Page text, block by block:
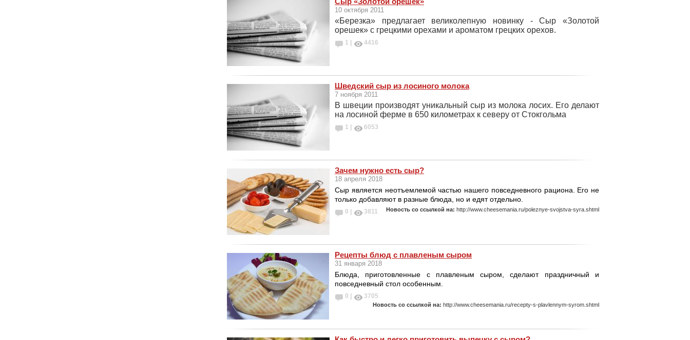
10 октября 2011
«Березка» предлагает великолепную новинку - Сыр «Золотой
орешек» с грецкими орехами и ароматом грецких орехов.
1 | 4416
Шведский сыр из лосиного молока
7 ноября 2011
В швеции производят уникальный сыр из молока лосих. Его делают
на лосиной ферме в 650 километрах к северу от Стокгольма
1 | 6053
Зачем нужно есть сыр?
18 апреля 2018
Сыр является неотъемлемой частью нашего повседневного рациона. Его не
только добавляют в разные блюда, но и едят отдельно.
0 | 3811 Новость со ссылкой на: http://www.cheesemania.ru/poleznye-svojstva-syra.shtml
Рецепты блюд с плавленым сыром
31 января 2018
Блюда, приготовленные с плавленым сыром, сделают праздничный и
повседневный стол особенным.
0 | 3705
Новость со ссылкой на: http://www.cheesemania.ru/recepty-s-plavlennym-syrom.shtml